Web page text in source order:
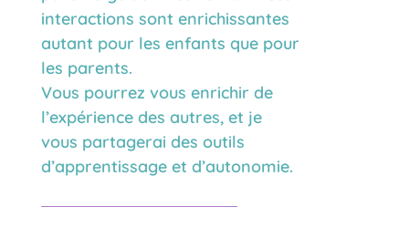
interactions sont enrichissantes
autant pour les enfants que pour
les parents.
Vous pourrez vous enrichir de
l’expérience des autres, et je
vous partagerai des outils
d’apprentissage et d’autonomie.